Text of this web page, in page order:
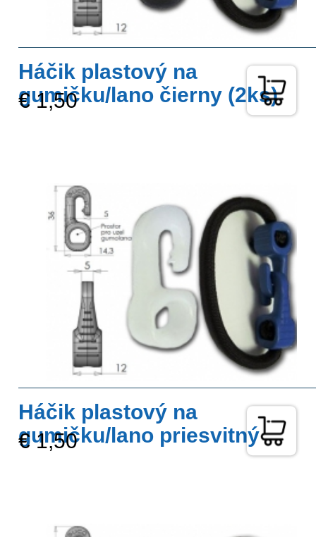
Háčik plastový na
gumičku/lano čierny (2ks)
€ 1,50
Háčik plastový na
gumičku/lano priesvitný
€ 1,50